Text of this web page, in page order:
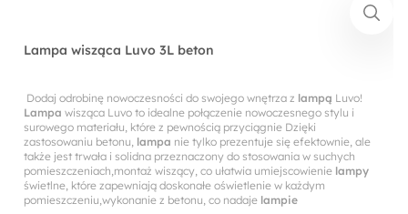
Lampa wisząca Luvo 3L beton
Dodaj odrobinę nowoczesności do swojego wnętrza z lampą Luvo!
Lampa wisząca Luvo to idealne połączenie nowoczesnego stylu i
surowego materiału, które z pewnością przyciągnie Dzięki
zastosowaniu betonu, lampa nie tylko prezentuje się efektownie, ale
także jest trwała i solidna przeznaczony do stosowania w suchych
pomieszczeniach,montaż wiszący, co ułatwia umiejscowienie lampy
świetlne, które zapewniają doskonałe oświetlenie w każdym
pomieszczeniu,wykonanie z betonu, co nadaje lampie